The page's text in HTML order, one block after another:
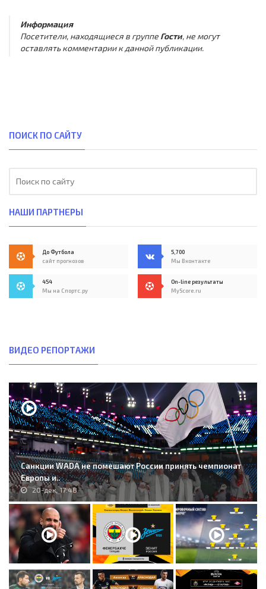
Информация
Посетители, находящиеся в группе Гости, не могут
оставлять комментарии к данной публикации.
ПОИСК ПО САЙТУ
НАШИ ПАРТНЕРЫ
До Футбола
сайт прогнозов
5,700
Мы Вконтакте
454
Мы на Спортс.ру
On-line результаты
MyScore.ru
ВИДЕО РЕПОРТАЖИ
Санкции WADA не помешают России принять чемпионат
Европы и..
20-дек, 17:48